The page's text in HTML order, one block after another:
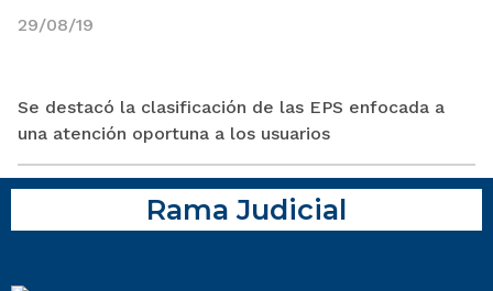
Se destacó la clasificación de las EPS enfocada a
una atención oportuna a los usuarios
29/08/19
Rama Judicial